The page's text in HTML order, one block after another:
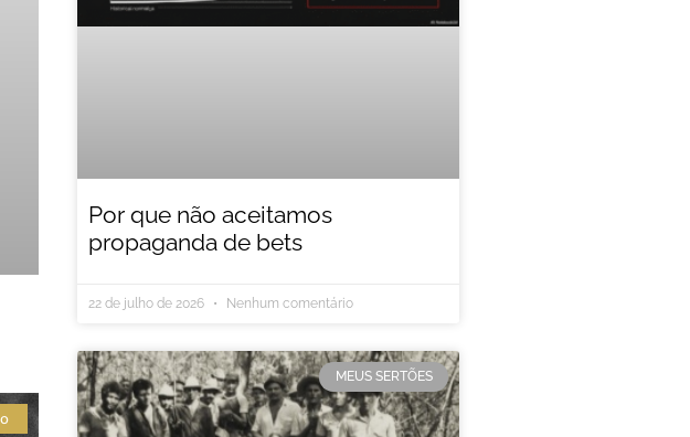
Por que não aceitamos
propaganda de bets
22 de julho de 2026 Nenhum comentário
MEUS SERTÕES